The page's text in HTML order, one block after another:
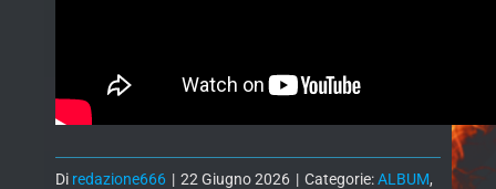
Di redazione666 | 22 Giugno 2026 | Categorie:ALBUM,